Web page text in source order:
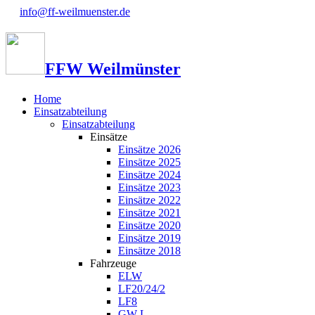
info@ff-weilmuenster.de
FFW Weilmünster
Home
Einsatzabteilung
Einsatzabteilung
Einsätze
Einsätze 2026
Einsätze 2025
Einsätze 2024
Einsätze 2023
Einsätze 2022
Einsätze 2021
Einsätze 2020
Einsätze 2019
Einsätze 2018
Fahrzeuge
ELW
LF20/24/2
LF8